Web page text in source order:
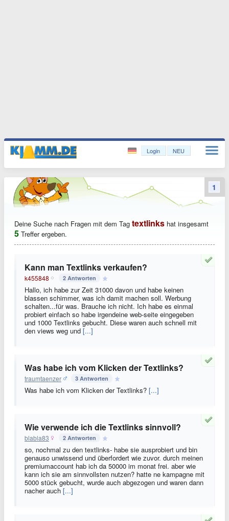
Login NEU
Deine Suche nach Fragen mit dem Tag textlinks hat insgesamt
5 Treffer ergeben.
Kann man Textlinks verkaufen?
k455848 2 Antworten
Hallo, ich habe zur Zeit 31000 davon und habe keinen
blassen schimmer, was ich damit machen soll. Werbung
schalten...für was. Brauche ich nicht. Ich habe es einmal
probiert einfach so habe irgendeine web-seite eingegeben
und 1000 Textlinks gebucht. Diese waren auch schnell mit
den views weg und [...]
Was habe ich vom Klicken der Textlinks?
traumtaenzer 3 Antworten
Was habe ich vom Klicken der Textlinks? [...]
Wie verwende ich die Textlinks sinnvoll?
blabla83 2 Antworten
so, nochmal zu den textlinks- habe sie ausprobiert und bin
genauso unwissend und überfordert wie zuvor. durch meinen
premiumaccount hab ich da 50000 im monat frei. aber wie
kann ich sie am sinnvollsten nutzen? hatte ne kampagne mit
5000 stück gebucht, wurde auch abgezogen und waren dann
nacher auch [...]
1